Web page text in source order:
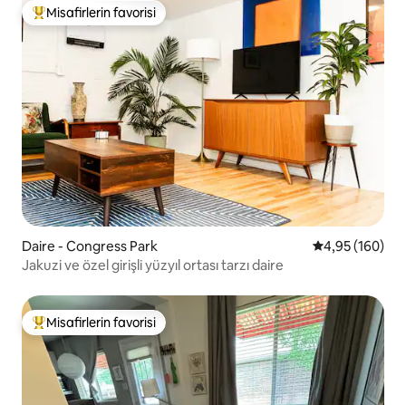
Misafirlerin favorilerinden en beğenilenler arasında
Misafirlerin favorisi
Daire - Congress Park 5 üzerinden
4,95 (160)
Jakuzi ve özel girişli yüzyıl ortası tarzı daire
Misafirlerin favorilerinden en beğenilenler arasında
Misafirlerin favorisi